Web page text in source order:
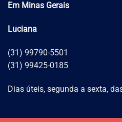
Em Minas Gerais
Luciana
(31) 99790-5501
(31) 99425-0185
Dias úteis, segunda a sexta,